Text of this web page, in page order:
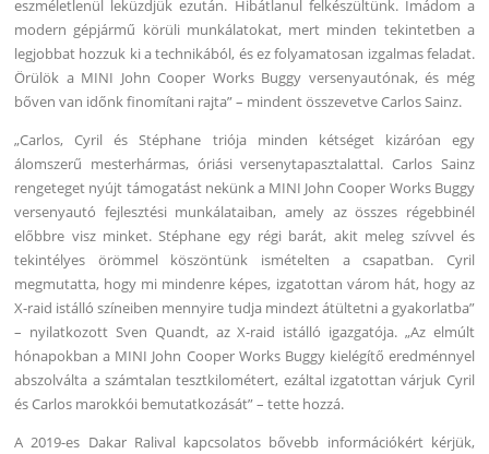
eszméletlenül leküzdjük ezután. Hibátlanul felkészültünk. Imádom a
modern gépjármű körüli munkálatokat, mert minden tekintetben a
legjobbat hozzuk ki a technikából, és ez folyamatosan izgalmas feladat.
Örülök a MINI John Cooper Works Buggy versenyautónak, és még
bőven van időnk finomítani rajta” – mindent összevetve Carlos Sainz.
„Carlos, Cyril és Stéphane triója minden kétséget kizáróan egy
álomszerű mesterhármas, óriási versenytapasztalattal. Carlos Sainz
rengeteget nyújt támogatást nekünk a MINI John Cooper Works Buggy
versenyautó fejlesztési munkálataiban, amely az összes régebbinél
előbbre visz minket. Stéphane egy régi barát, akit meleg szívvel és
tekintélyes örömmel köszöntünk ismételten a csapatban. Cyril
megmutatta, hogy mi mindenre képes, izgatottan várom hát, hogy az
X-raid istálló színeiben mennyire tudja mindezt átültetni a gyakorlatba”
– nyilatkozott Sven Quandt, az X-raid istálló igazgatója. „Az elmúlt
hónapokban a MINI John Cooper Works Buggy kielégítő eredménnyel
abszolválta a számtalan tesztkilométert, ezáltal izgatottan várjuk Cyril
és Carlos marokkói bemutatkozását” – tette hozzá.
A 2019-es Dakar Ralival kapcsolatos bővebb információkért kérjük,